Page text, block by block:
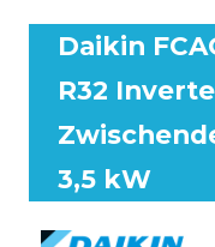
Daikin
R32
3,5 kW